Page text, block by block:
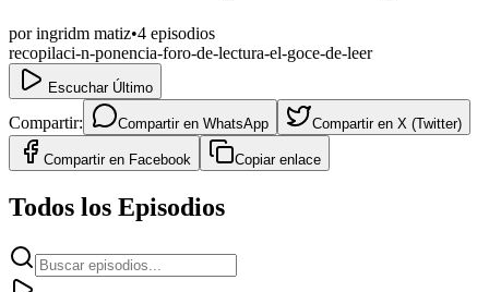
poringridm matiz•4 episodios
recopilaci-n-ponencia-foro-de-lectura-el-goce-de-leer
Escuchar Último
Compartir: Compartir en WhatsApp Compartir en X (Twitter)
Compartir en Facebook Copiar enlace
Todos los Episodios